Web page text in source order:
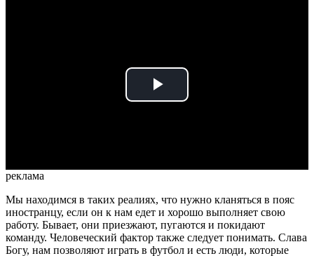
Play
реклама
Мы находимся в таких реалиях, что нужно кланяться в пояс
иностранцу, если он к нам едет и хорошо выполняет свою
работу. Бывает, они приезжают, пугаются и покидают
команду. Человеческий фактор также следует понимать. Слава
Богу, нам позволяют играть в футбол и есть люди, которые